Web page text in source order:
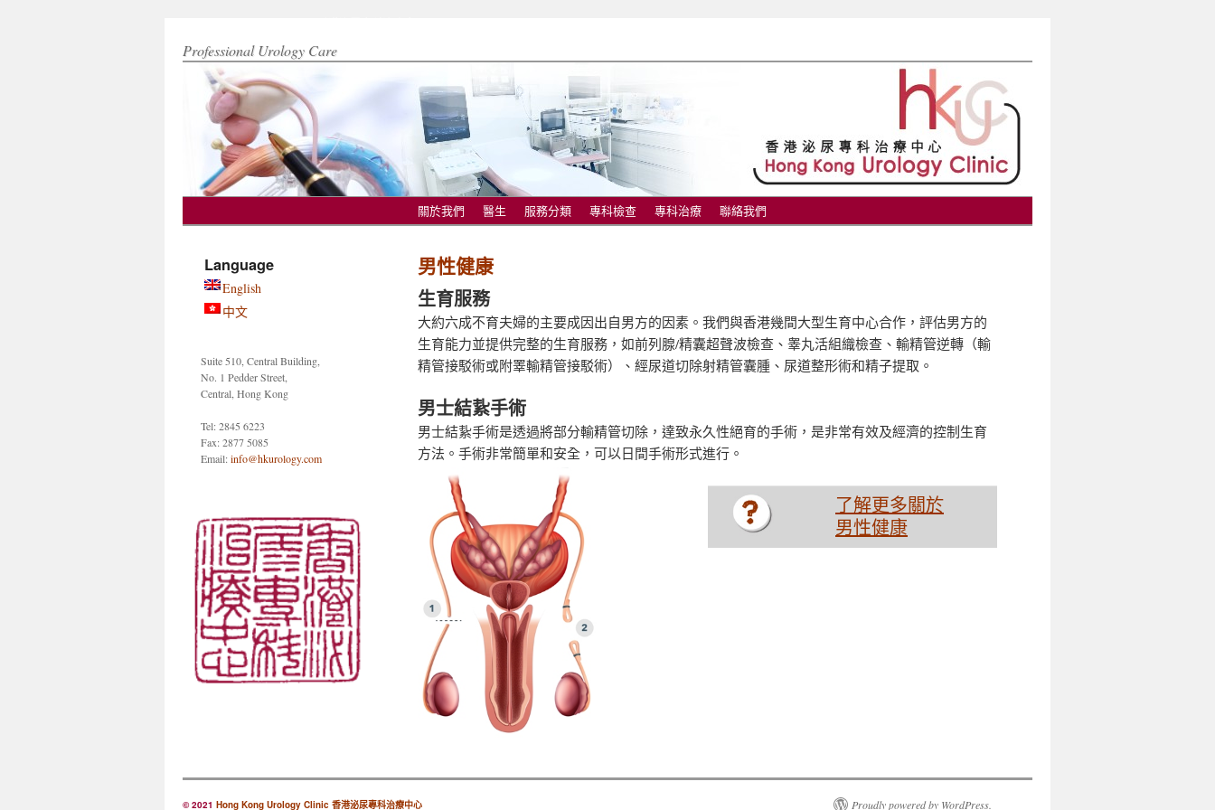
Professional Urology Care
content
關於我們 醫生 服務分類 專科檢查 專科治療 聯絡我們
男性健康
生育服務
大約六成不育夫婦的主要成因出自男方的因素。我們與香港幾間大型生育中心合作，評估男方的
生育能力並提供完整的生育服務，如前列腺/精囊超聲波檢查、睾丸活組織檢查、輸精管逆轉（輸
精管接駁術或附睪輸精管接駁術）、經尿道切除射精管囊腫、尿道整形術和精子提取。
男士結紥手術
男士結紥手術是透過將部分輸精管切除，達致永久性絕育的手術，是非常有效及經濟的控制生育
方法。手術非常簡單和安全，可以日間手術形式進行。
了解更多關於
男性健康
Language
English
中文
Suite 510, Central Building,
No. 1 Pedder Street,
Central, Hong Kong
Tel: 2845 6223
Fax: 2877 5085
Email:info@hkurology.com
© 2021 Hong Kong Urology Clinic 香港泌尿專科治療中心 Proudly powered by WordPress.